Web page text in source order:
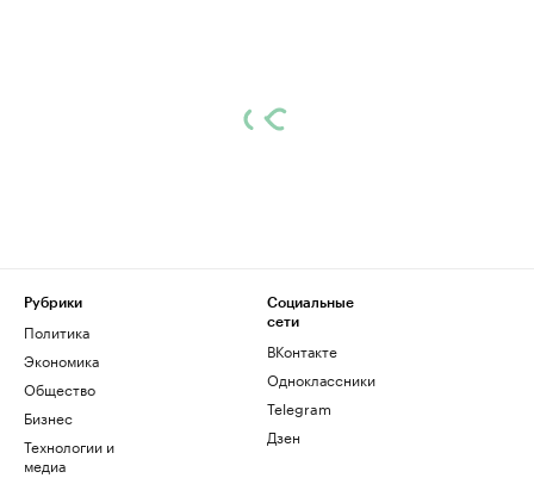
Рубрики
Политика
Экономика
Общество
Бизнес
Технологии и
медиа
Социальные
сети
ВКонтакте
Одноклассники
Telegram
Дзен